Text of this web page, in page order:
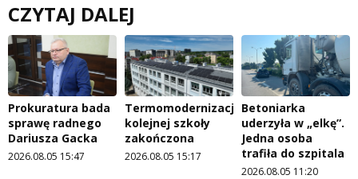
CZYTAJ DALEJ
Prokuratura bada
sprawę radnego
Dariusza Gacka
2026.08.05 15:47
Termomodernizacja
kolejnej szkoły
zakończona
2026.08.05 15:17
Betoniarka
uderzyła w „elkę”.
Jedna osoba
trafiła do szpitala
2026.08.05 11:20